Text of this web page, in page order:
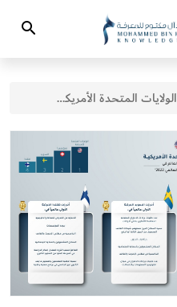
Search
الولايات المتحدة الأمريكية تتصدر دول العالم في "مؤشِّر المعرفة العالمي 2022"